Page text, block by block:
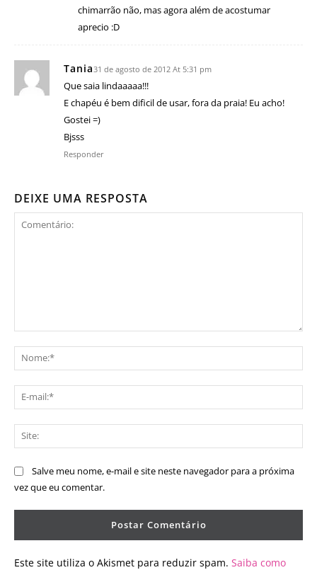
chimarrão não, mas agora além de acostumar
aprecio :D
Tania 31 de agosto de 2012 At 5:31 pm
Que saia lindaaaaa!!!
E chapéu é bem dificil de usar, fora da praia! Eu acho!
Gostei =)
Bjsss
Responder
DEIXE UMA RESPOSTA
Salve meu nome, e-mail e site neste navegador para a próxima
vez que eu comentar.
Este site utiliza o Akismet para reduzir spam. Saiba como